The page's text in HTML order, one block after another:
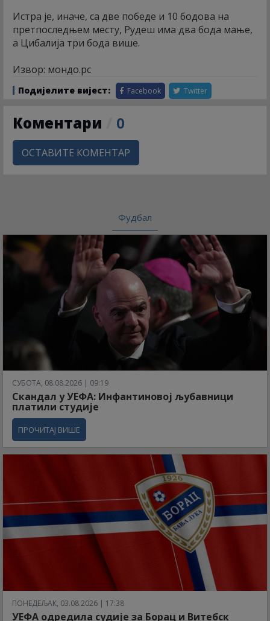
Истра је, иначе, са две победе и 10 бодова на
претпоследњем месту, Рудеш има два бода мање,
а Цибалија три бода више.
Извор: мондо.рс
Подијелите вијест: Facebook Twitter
Коментари 0
ОСТАВИТЕ КОМЕНТАР
Фудбал
СУБОТА, 08.08.2026 | 09:19
Скандал у УЕФА: Инфантиновој љубавници
платили студије
ПРОЧИТАЈ ВИШЕ
ПОНЕДЕЉАК, 03.08.2026 | 17:38
УЕФА одредила судије за Борац и Витебск